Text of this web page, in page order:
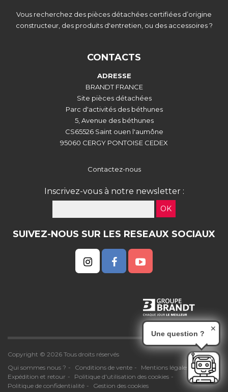
Vous recherchez des pièces détachées certifiées d’origine
constructeur, des produits d'entretien, ou des accessoires ?
CONTACTS
ADRESSE
BRANDT FRANCE
Site pièces détachées
Parc d'activités des béthunes
5, Avenue des béthunes
CS65526 Saint ouen l'aumône
95060 CERGY PONTOISE CEDEX
Contactez-nous
Inscrivez-vous à notre newsletter :
OK
SUIVEZ-NOUS SUR LES RESEAUX SOCIAUX
Copyright © 2026 Tous droits réservés
Qui sommes nous ?
Conditions de vente
Mentions légales
Expédition et retour
Politique d'utilisation des cookies
Politique de confidentialité
Gestion des cookies
Une question ?
✕